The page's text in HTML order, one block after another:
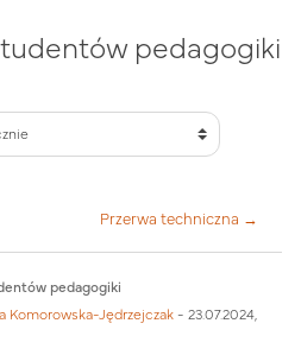
pedagogiki
Przerwa techniczna →
pedagogiki
Komorowska-Jędrzejczak- 23.07.2024,
0